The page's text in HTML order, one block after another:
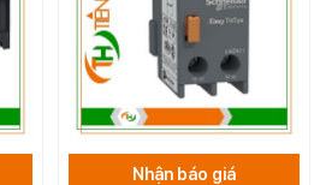
Nhận báo giá